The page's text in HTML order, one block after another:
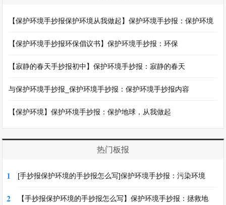
【保护环境手抄报保护环境从我做起】保护环境手抄报：保护环境
【保护环境手抄报环保倡议书】保护环境手抄报：环保
【寂静的春天手抄报初中】保护环境手抄报：寂静的春天
与保护环境手抄报_保护环境手抄报：保护环境手抄报内容
【保护环境】保护环境手抄报：保护地球，从我做起
热门板报
1 [手抄报保护环境的手抄报怎么写]保护环境手抄报：污染环境
2
【手抄报保护环境的手抄报怎么写】保护环境手抄报：拯救地